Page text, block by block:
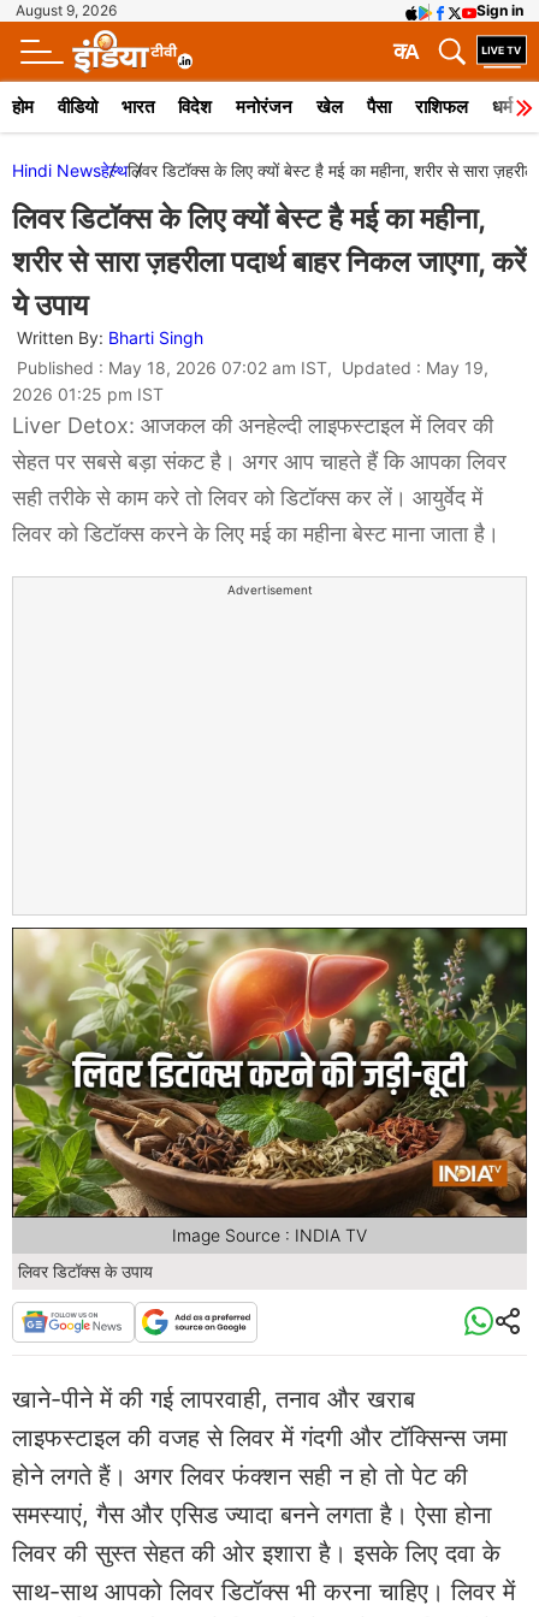
August 9, 2026 Sign in
A
क
होम वीडियो भारत विदेश मनोरंजन खेल पैसा राशिफल धर्म
Hindi Newsहेल्थलिवर डिटॉक्स के लिए क्यों बेस्ट है मई का महीना, शरीर से सारा
लिवर डिटॉक्स के लिए क्यों बेस्ट है मई का महीना,
शरीर से सारा ज़हरीला पदार्थ बाहर निकल जाएगा, करें
ये उपाय
Written By: Bharti Singh
Published : May 18, 2026 07:02 am IST, Updated : May 19,
2026 01:25 pm IST
Liver Detox: आजकल की अनहेल्दी लाइफस्टाइल में लिवर की
सेहत पर सबसे बड़ा संकट है। अगर आप चाहते हैं कि आपका लिवर
सही तरीके से काम करे तो लिवर को डिटॉक्स कर लें। आयुर्वेद में
लिवर को डिटॉक्स करने के लिए मई का महीना बेस्ट माना जाता है।
Advertisement
लिवर डिटॉक्स के उपाय
Image Source : INDIA TV
खाने-पीने में की गई लापरवाही, तनाव और खराब
लाइफस्टाइल की वजह से लिवर में गंदगी और टॉक्सिन्स जमा
होने लगते हैं। अगर लिवर फंक्शन सही न हो तो पेट की
समस्याएं, गैस और एसिड ज्यादा बनने लगता है। ऐसा होना
लिवर की सुस्त सेहत की ओर इशारा है। इसके लिए दवा के
साथ-साथ आपको लिवर डिटॉक्स भी करना चाहिए। लिवर में